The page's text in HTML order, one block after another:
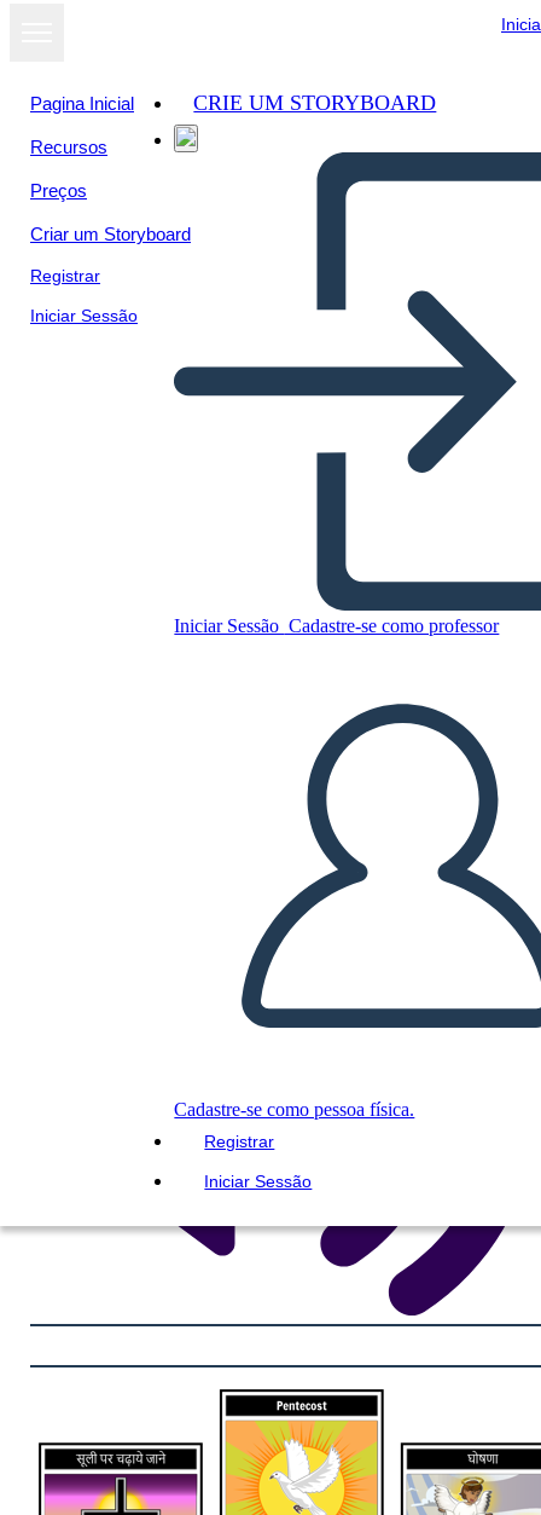
Pagina Inicial
Recursos
Preços
Criar um Storyboard
Registrar
Iniciar Sessão
CRIE UM STORYBOARD
Iniciar Sessão Cadastre-se como professor
Cadastre-se como pessoa física.
Registrar
Iniciar Sessão
ईसाई धर्म शर्तें
CRIAR UM STORYBOARD
REPRODUZIR APRESENTAÇÃO DE SLIDES
LEIA PRA MIM
Ver como
apresentação